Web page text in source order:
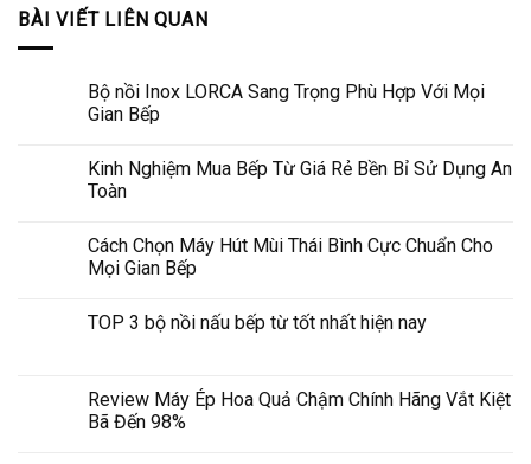
BÀI VIẾT LIÊN QUAN
Bộ nồi Inox LORCA Sang Trọng Phù Hợp Với Mọi
Gian Bếp
Kinh Nghiệm Mua Bếp Từ Giá Rẻ Bền Bỉ Sử Dụng An
Toàn
Cách Chọn Máy Hút Mùi Thái Bình Cực Chuẩn Cho
Mọi Gian Bếp
TOP 3 bộ nồi nấu bếp từ tốt nhất hiện nay
Review Máy Ép Hoa Quả Chậm Chính Hãng Vắt Kiệt
Bã Đến 98%